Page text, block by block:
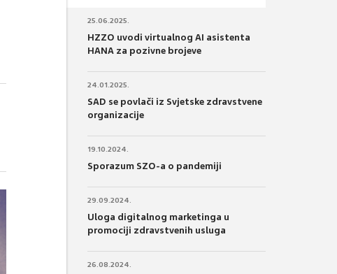
25.06.2025.
HZZO uvodi virtualnog AI asistenta
HANA za pozivne brojeve
24.01.2025.
SAD se povlači iz Svjetske zdravstvene
organizacije
19.10.2024.
Sporazum SZO-a o pandemiji
29.09.2024.
Uloga digitalnog marketinga u
promociji zdravstvenih usluga
26.08.2024.